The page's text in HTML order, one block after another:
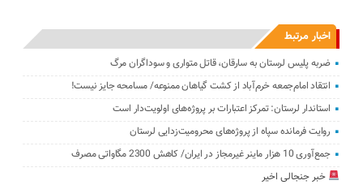
اخبار مرتبط
ضربه پلیس لرستان به سارقان، قاتل متواری و سوداگران مرگ
انتقاد امام‌جمعه خرم‌آباد از کشت گیاهان ممنوعه/ مسامحه جایز نیست!
استاندار لرستان: تمرکز اعتبارات بر پروژه‌های اولویت‌دار است
روایت فرمانده سپاه از پروژه‌های محرومیت‌زدایی لرستان
جمع‌آوری 10 هزار ماینر غیرمجاز در ایران/ کاهش 2300 مگاواتی مصرف
خبر جنجالی اخیر